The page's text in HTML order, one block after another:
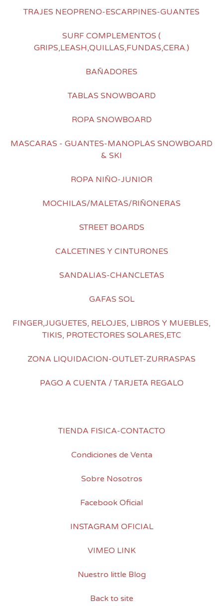
TRAJES NEOPRENO-ESCARPINES-GUANTES
SURF COMPLEMENTOS (
GRIPS,LEASH,QUILLAS,FUNDAS,CERA.)
BAÑADORES
TABLAS SNOWBOARD
ROPA SNOWBOARD
MASCARAS - GUANTES-MANOPLAS SNOWBOARD
& SKI
ROPA NIÑO-JUNIOR
MOCHILAS/MALETAS/RIÑONERAS
STREET BOARDS
CALCETINES Y CINTURONES
SANDALIAS-CHANCLETAS
GAFAS SOL
FINGER,JUGUETES, RELOJES, LIBROS Y MUEBLES,
TIKIS, PROTECTORES SOLARES,ETC
ZONA LIQUIDACION-OUTLET-ZURRASPAS
PAGO A CUENTA / TARJETA REGALO
TIENDA FISICA-CONTACTO
Condiciones de Venta
Sobre Nosotros
Facebook Oficial
INSTAGRAM OFICIAL
VIMEO LINK
Nuestro little Blog
Back to site